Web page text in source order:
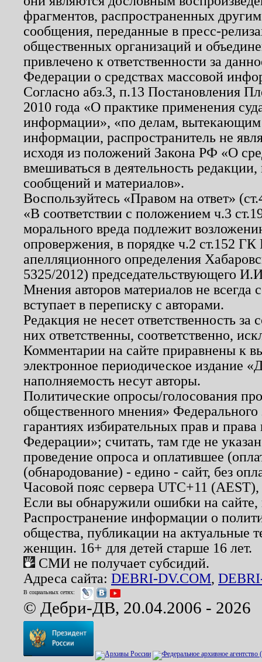
фрагментов, распространенных
сообщения, переданные в пресс-
общественных организаций и
привлечено к ответственности за
Федерации о средствах массовой
Согласно абз.3, п.13 Постановления
2010 года «О практике применения
информации», «по делам, вытекающим
информации, распространитель не
исходя из положений Закона РФ «О
вмешиваться в деятельность
сообщений и материалов».
Воспользуйтесь «Правом на ответ»
«В соответствии с положением ч.3
морального вреда подлежит
опровержения, в порядке ч.2 ст.152
апелляционного определения
5325/2012) председательствующего
Мнения авторов материалов не
вступает в переписку с авторами.
Редакция не несет ответственность
них ответственны, соответственно,
Комментарии на сайте приравнены к
электронное периодическое издание
наполняемость несут авторы.
Политические опросы/голосования
общественного мнения»
гарантиях избирательных прав и
Федерации»; считать, там где не
проведение опроса и оплатившее
(обнародование) - едино - сайт, без
Часовой пояс сервера UTC+11
Если вы обнаружили ошибки на
Распространение информации о
общества, публикации на актуальные
женщин. 16+ для детей старше 16 лет.
СМИ не получает субсидий.
Адреса сайта: DEBRI-DV.COM,
В социальных сетях:
© Дебри-ДВ, 20.04.2006 - 2026